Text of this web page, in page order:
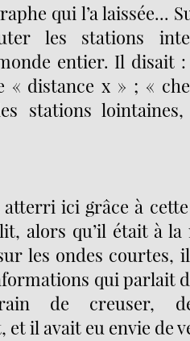
qui l’a laissée...
les stations
entier. Il disait
« distance x » ; «
stations
ici grâce à
alors qu’il était à la
les ondes courtes,
qui parlait
de creuser,
et il avait eu envie de